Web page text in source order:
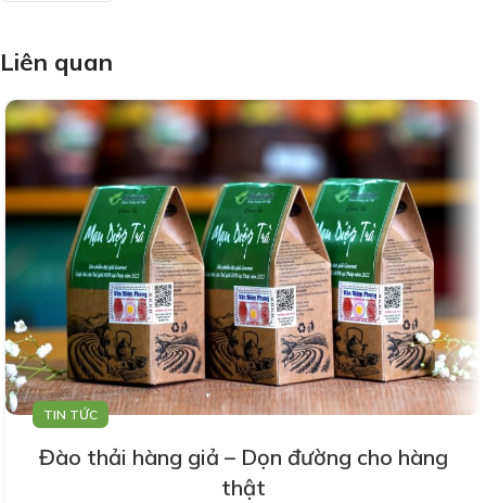
Liên quan
TIN TỨC
Đào thải hàng giả – Dọn đường cho hàng
thật